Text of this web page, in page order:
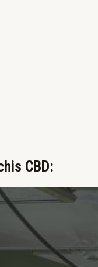
CBD:​